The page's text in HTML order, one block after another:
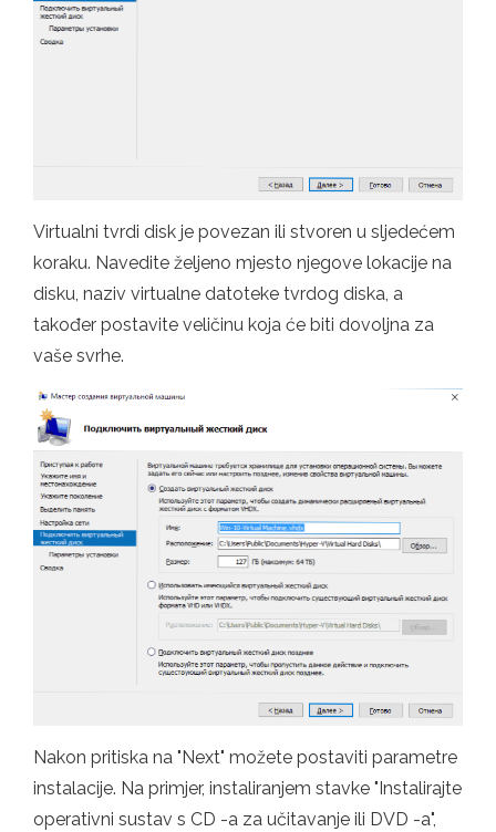
Virtualni tvrdi disk je povezan ili stvoren u sljedećem
koraku. Navedite željeno mjesto njegove lokacije na
disku, naziv virtualne datoteke tvrdog diska, a
također postavite veličinu koja će biti dovoljna za
vaše svrhe.
Nakon pritiska na "Next" možete postaviti parametre
instalacije. Na primjer, instaliranjem stavke "Instalirajte
operativni sustav s CD -a za učitavanje ili DVD -a",